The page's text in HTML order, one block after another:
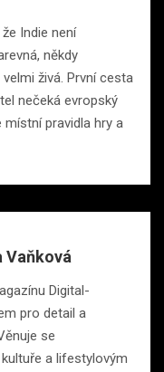
Indie není
někdy
živá. První cesta
nečeká evropský
pravidla hry a
Vaňková
Digital-
pro detail a
se
a lifestylovým